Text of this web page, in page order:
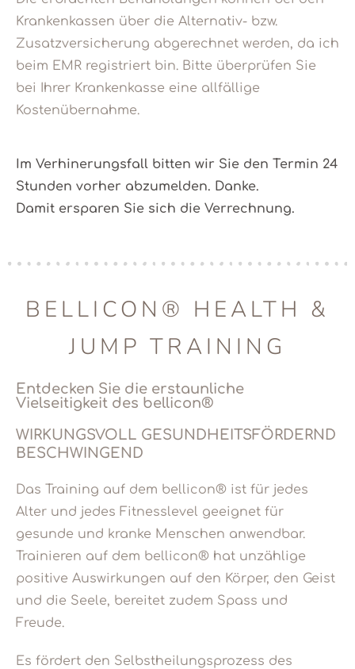
Krankenkassen über die Alternativ- bzw.
Zusatzversicherung abgerechnet werden, da ich
beim EMR registriert bin. Bitte überprüfen Sie
bei Ihrer Krankenkasse eine allfällige
Kostenübernahme.
Im Verhinerungsfall bitten wir Sie den Termin 24
Stunden vorher abzumelden. Danke.
Damit ersparen Sie sich die Verrechnung.
BELLICON® HEALTH &
JUMP TRAINING
Entdecken Sie die erstaunliche
Vielseitigkeit des bellicon®
WIRKUNGSVOLL GESUNDHEITSFÖRDERND
BESCHWINGEND
Das Training auf dem bellicon® ist für jedes
Alter und jedes Fitnesslevel geeignet für
gesunde und kranke Menschen anwendbar.
Trainieren auf dem bellicon® hat unzählige
positive Auswirkungen auf den Körper, den Geist
und die Seele, bereitet zudem Spass und
Freude.
Es fördert den Selbstheilungsprozess des